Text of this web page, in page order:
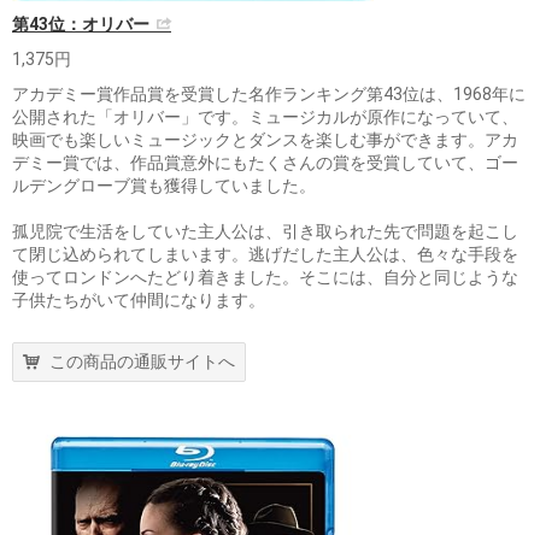
第43位：オリバー
1,375円
アカデミー賞作品賞を受賞した名作ランキング第43位は、1968年に
公開された「オリバー」です。ミュージカルが原作になっていて、
映画でも楽しいミュージックとダンスを楽しむ事ができます。アカ
デミー賞では、作品賞意外にもたくさんの賞を受賞していて、ゴー
ルデングローブ賞も獲得していました。
孤児院で生活をしていた主人公は、引き取られた先で問題を起こし
て閉じ込められてしまいます。逃げだした主人公は、色々な手段を
使ってロンドンへたどり着きました。そこには、自分と同じような
子供たちがいて仲間になります。
この商品の通販サイトへ